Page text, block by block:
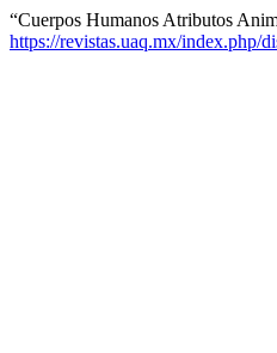
“Cuerpos Humanos Atributos
https://revistas.uaq.mx/index.php/